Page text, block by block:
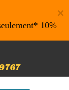
×
10% de